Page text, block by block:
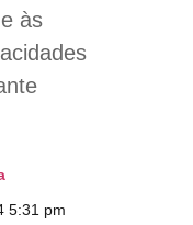
às
5:31 pm